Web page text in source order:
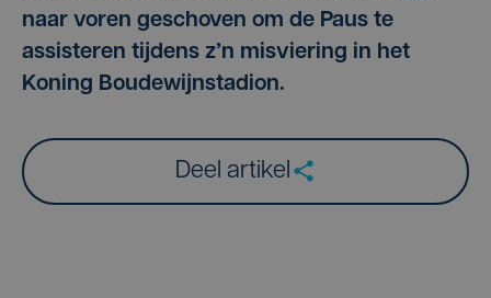
naar voren geschoven om de Paus te
assisteren tijdens z’n misviering in het
Koning Boudewijnstadion.
Deel artikel